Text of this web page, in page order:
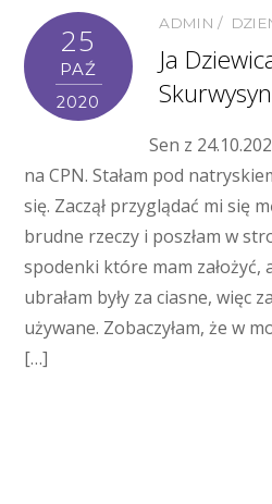
25
PAŹ
2020
ADMIN
Ja
Sen z
na CPN. Stałam pod
się. Zaczął przyglądać mi się
brudne rzeczy i poszłam w
spodenki które mam założyć,
ubrałam były za ciasne, więc
używane. Zobaczyłam, że w
[…]